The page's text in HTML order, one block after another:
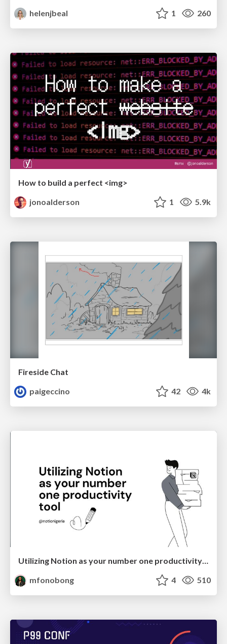
helenjbeal 1 260
How to build a perfect <img>
jonoalderson
1 5.9k
Fireside Chat
paigeccino
42 4k
Utilizing Notion as your number one productivity tool
mfonobong
4 510